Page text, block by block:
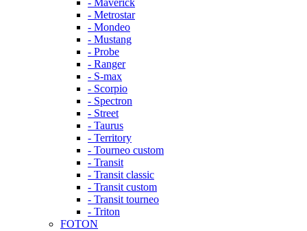
- Maverick
- Metrostar
- Mondeo
- Mustang
- Probe
- Ranger
- S-max
- Scorpio
- Spectron
- Street
- Taurus
- Territory
- Tourneo custom
- Transit
- Transit classic
- Transit custom
- Transit tourneo
- Triton
FOTON